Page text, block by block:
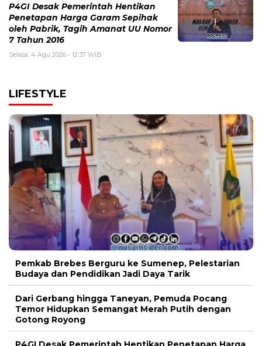
P4GI Desak Pemerintah Hentikan
Penetapan Harga Garam Sepihak
oleh Pabrik, Tagih Amanat UU Nomor
7 Tahun 2016
Selasa, 4 Agu 2026 - 12:37 WIB
LIFESTYLE
Pemkab Brebes Berguru ke Sumenep, Pelestarian
Budaya dan Pendidikan Jadi Daya Tarik
Dari Gerbang hingga Taneyan, Pemuda Pocang
Temor Hidupkan Semangat Merah Putih dengan
Gotong Royong